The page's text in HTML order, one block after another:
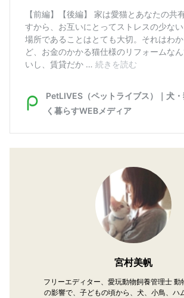
宮村美帆
フリーエディター、愛玩動物飼養管理士 動
の影響で、子どもの頃から、犬、小鳥、ハ